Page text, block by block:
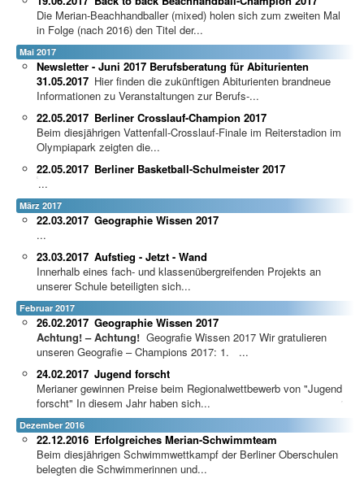
Die Merian-Beachhandballer (mixed) holen sich zum zweiten Mal
in Folge (nach 2016) den Titel der...
Mai 2017
Newsletter - Juni 2017 Berufsberatung für Abiturienten
31.05.2017 Hier finden die zukünftigen Abiturienten brandneue
Informationen zu Veranstaltungen zur Berufs-...
Berliner Crosslauf-Champion 2017
22.05.2017
Beim diesjährigen Vattenfall-Crosslauf-Finale im Reiterstadion im
Olympiapark zeigten die...
Berliner Basketball-Schulmeister 2017
22.05.2017
...
März 2017
Geographie Wissen 2017
22.03.2017
...
Aufstieg - Jetzt - Wand
23.03.2017
Innerhalb eines fach- und klassenübergreifenden Projekts an
unserer Schule beteiligten sich...
Februar 2017
Geographie Wissen 2017
26.02.2017
Achtung! – Achtung! Geografie Wissen 2017 Wir gratulieren
unseren Geografie – Champions 2017: 1. ...
Jugend forscht
24.02.2017
Merianer gewinnen Preise beim Regionalwettbewerb von "Jugend
forscht" In diesem Jahr haben sich...
Dezember 2016
Erfolgreiches Merian-Schwimmteam
22.12.2016
Beim diesjährigen Schwimmwettkampf der Berliner Oberschulen
belegten die Schwimmerinnen und...